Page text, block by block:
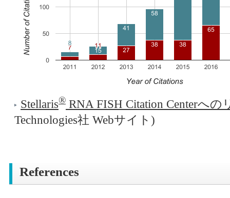
Stellaris® RNA FISH Citation Centerへの
Technologies社 Webサイト)
References